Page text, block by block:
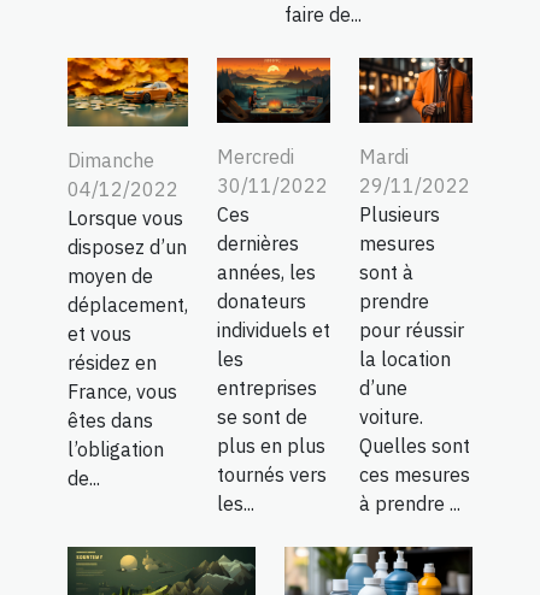
faire de...
Dimanche
04/12/2022
Lorsque vous
disposez d’un
moyen de
déplacement,
et vous
résidez en
France, vous
êtes dans
l’obligation
de...
Mercredi
30/11/2022
Ces
dernières
années, les
donateurs
individuels et
les
entreprises
se sont de
plus en plus
tournés vers
les...
Mardi
29/11/2022
Plusieurs
mesures
sont à
prendre
pour réussir
la location
d’une
voiture.
Quelles sont
ces mesures
à prendre ...